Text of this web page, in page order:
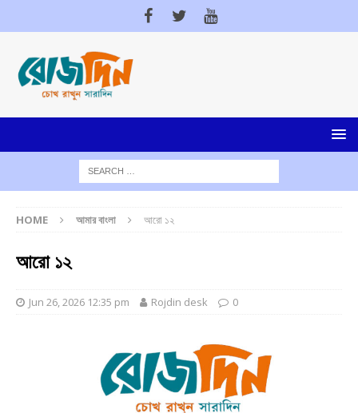
HOME আমার বাংলা আরো ১২
আরো ১২
Jun 26, 2026 12:35 pm Rojdin desk 0